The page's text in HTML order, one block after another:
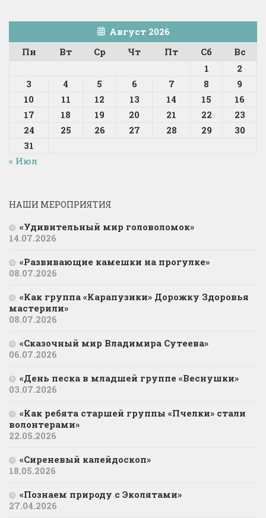
Август 2026
Пн
Вт Ср Чт Пт Сб
Вс
1
2
3
4 5 6 7 8
9
10
11 12 13 14 15
16
17
18 19 20 21 22
23
24
25 26 27 28 29
30
31
« Июл
НАШИ МЕРОПРИЯТИЯ
«Удивительный мир головоломок»
14.07.2026
«Развивающие камешки на прогулке»
08.07.2026
«Как группа «Карапузики» Дорожку Здоровья
мастерили»
08.07.2026
«Сказочный мир Владимира Сутеева»
06.07.2026
«День песка в младшей группе «Веснушки»
03.07.2026
«Как ребята старшей группы «Пчелки» стали
волонтерами»
22.05.2026
«Сиреневый калейдоскоп»
18.05.2026
«Познаем природу с Эколятами»
27.04.2026